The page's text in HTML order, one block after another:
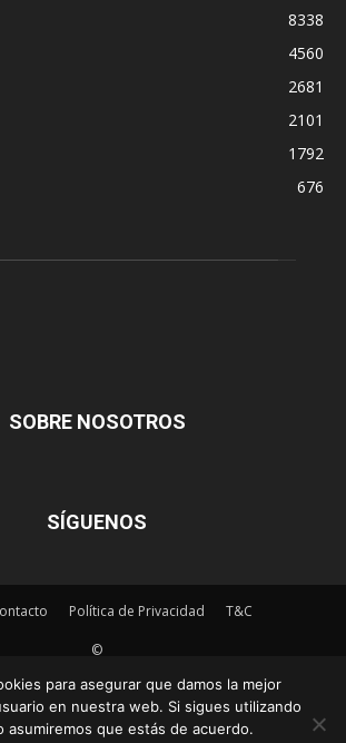
8338
4560
2681
2101
1792
676
SOBRE NOSOTROS
SÍGUENOS
Política de Privacidad T&C
©
para asegurar que damos la mejor
en nuestra web. Si sigues utilizando
asumiremos que estás de acuerdo.